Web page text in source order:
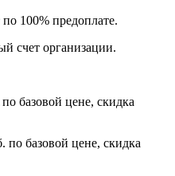
100% предоплате.
счет организации.
базовой цене, скидка
по базовой цене, скидка